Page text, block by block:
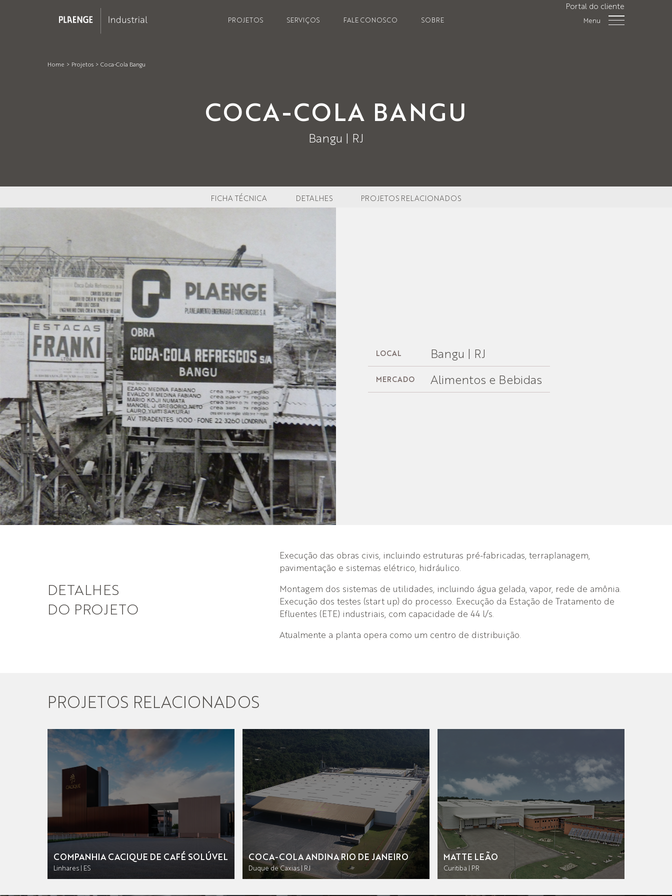
PROJETOS SERVIÇOS FALE CONOSCO SOBRE
Portal do cliente
Menu
Home > Projetos > Coca-Cola Bangu
COCA-COLA BANGU
Bangu | RJ
FICHA TÉCNICA DETALHES PROJETOS RELACIONADOS
LOCAL Bangu | RJ
MERCADO Alimentos e Bebidas
DETALHES
DO PROJETO
Execução das obras civis, incluindo estruturas pré-fabricadas, terraplanagem,
pavimentação e sistemas elétrico, hidráulico.
Montagem dos sistemas de utilidades, incluindo água gelada, vapor, rede de amônia.
Execução dos testes (start up) do processo. Execução da Estação de Tratamento de
Efluentes (ETE) industriais, com capacidade de 44 l/s.
Atualmente a planta opera como um centro de distribuição.
PROJETOS RELACIONADOS
COMPANHIA CACIQUE DE CAFÉ SOLÚVEL
Linhares | ES
COCA-COLA ANDINA RIO DE JANEIRO
Duque de Caxias | RJ
MATTE LEÃO
Curitiba | PR